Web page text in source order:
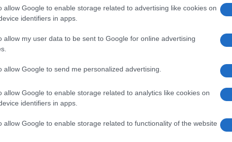
allow Google to enable storage related to advertising like cookies on
identifiers in apps.
allow my user data to be sent to Google for online advertising
allow Google to send me personalized advertising.
allow Google to enable storage related to analytics like cookies on
identifiers in apps.
allow Google to enable storage related to functionality of the website
in cui a sinistra vedono rosso, ma quello
dice che la Meloni può governare se
e amici ci hanno ridotto alla canna del